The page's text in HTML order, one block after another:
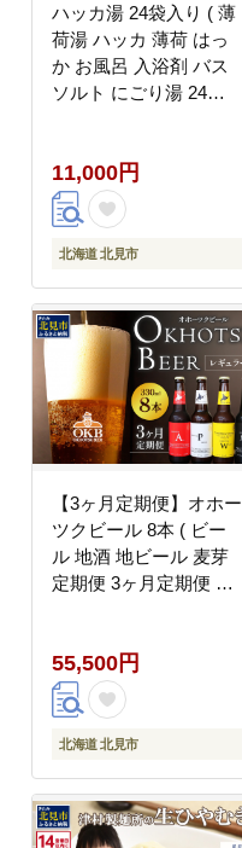
ハッカ湯 24袋入り ( 薄
荷湯 ハッカ 薄荷 はっ
か お風呂 入浴剤 バス
ソルト にごり湯 24袋 )
11,000円
北海道 北見市
【3ヶ月定期便】オホー
ツクビール 8本 ( ビー
ル 地酒 地ビール 麦芽
定期便 3ヶ月定期便 オ
ール )【999-0227】
55,500円
北海道 北見市